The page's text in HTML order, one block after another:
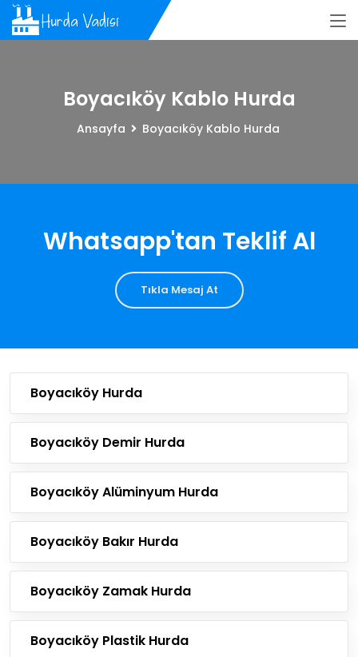
Boyacıköy Kablo Hurda
Ansayfa Boyacıköy Kablo Hurda
Whatsapp'tan Teklif Al
Tıkla Mesaj At
Boyacıköy Hurda
Boyacıköy Demir Hurda
Boyacıköy Alüminyum Hurda
Boyacıköy Bakır Hurda
Boyacıköy Zamak Hurda
Boyacıköy Plastik Hurda